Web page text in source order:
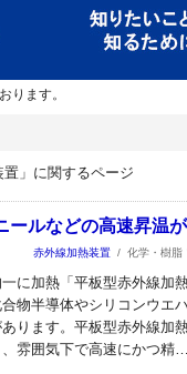
ります。
」に関するページ
ールなどの高速昇温が
赤外線加熱装置 / 化学・樹脂
に加熱「平板型赤外線加
物半導体やシリコンウエ
ります。平板型赤外線加
、雰囲気下で高速にかつ精…